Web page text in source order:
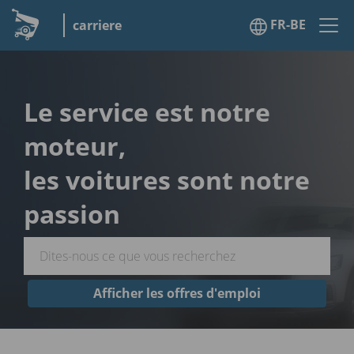
carriere FR-BE
Le service est notre
moteur,
les voitures sont notre
passion
Afficher les offres d'emploi